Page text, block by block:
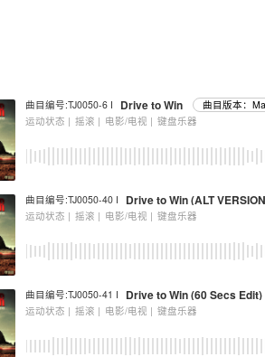
曲目编号:TJ0050-6 I Drive to Win
曲目版本：
运动状态 | 摇滚 | 电影/电视 | 键盘乐器
曲目编号:TJ0050-40 I Drive to Win (ALT
运动状态 | 摇滚 | 电影/电视 | 键盘乐器
曲目编号:TJ0050-41 I Drive to Win (60 Secs Edit)
运动状态 | 摇滚 | 电影/电视 | 键盘乐器